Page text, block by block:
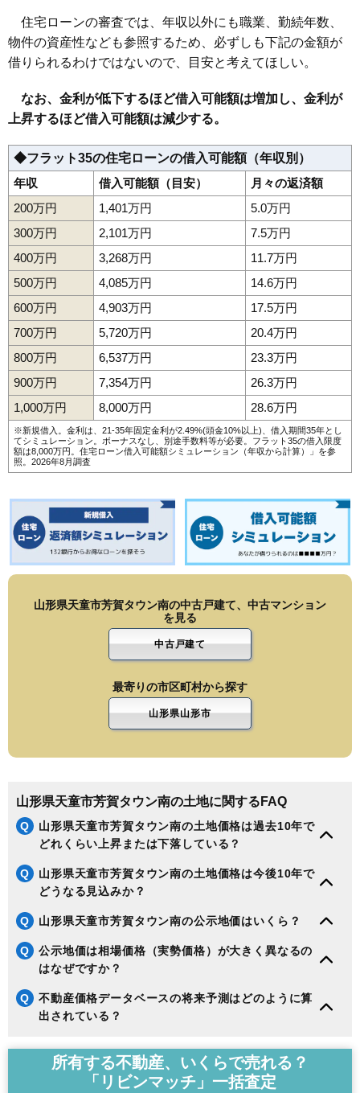
住宅ローンの審査では、年収以外にも職業、勤続年数、
物件の資産性なども参照するため、必ずしも下記の金額が
借りられるわけではないので、目安と考えてほしい。
なお、金利が低下するほど借入可能額は増加し、金利が
上昇するほど借入可能額は減少する。
◆フラット35の住宅ローンの借入可能額（年収別）
年収
借入可能額（目安）
月々の返済額
200万円
1,401万円
5.0万円
300万円
2,101万円
7.5万円
400万円
3,268万円
11.7万円
500万円
4,085万円
14.6万円
600万円
4,903万円
17.5万円
700万円
5,720万円
20.4万円
800万円
6,537万円
23.3万円
900万円
7,354万円
26.3万円
1,000万円
8,000万円 28.6万円
※新規借入。金利は、21-35年固定金利が2.49%(頭金10%以上)、借入期間35年とし
てシミュレーション。ボーナスなし、別途手数料等が必要。フラット35の借入限度
額は8,000万円。 住宅ローン借入可能額シミュレーション（年収から計算）
」を参
照。2026年8月調査
山形県天童市芳賀タウン南の中古戸建て、中古マンション
を見る
中古戸建て
最寄りの市区町村から探す
山形県山形市
山形県天童市芳賀タウン南の土地に関するFAQ
Q
山形県天童市芳賀タウン南の土地価格は過去10年で
どれくらい上昇または下落している？
Q
山形県天童市芳賀タウン南の土地価格は今後10年で
どうなる見込みか？
Q 山形県天童市芳賀タウン南の公示地価はいくら？
Q
公示地価は相場価格（実勢価格）が大きく異なるの
はなぜですか？
Q
不動産価格データベースの将来予測はどのように算
出されている？
所有する不動産、いくらで売れる？
「リビンマッチ」一括査定